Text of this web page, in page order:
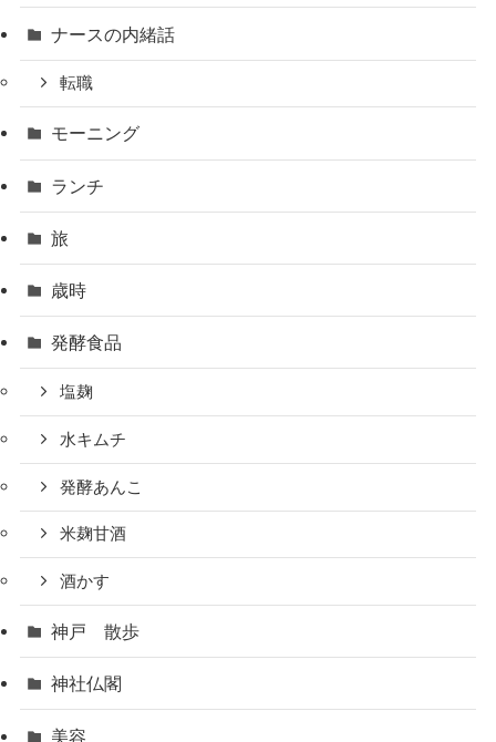
ナースの内緒話
転職
モーニング
ランチ
旅
歳時
発酵食品
塩麹
水キムチ
発酵あんこ
米麹甘酒
酒かす
神戸 散歩
神社仏閣
美容